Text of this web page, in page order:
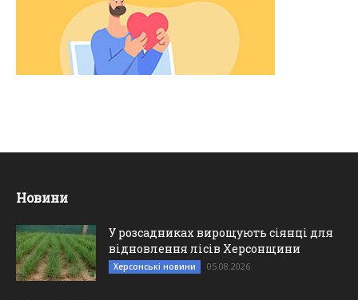
Новини
У розсадниках вирощують сіянці для
відновлення лісів Херсонщини
Херсонські новини 05.08.2026